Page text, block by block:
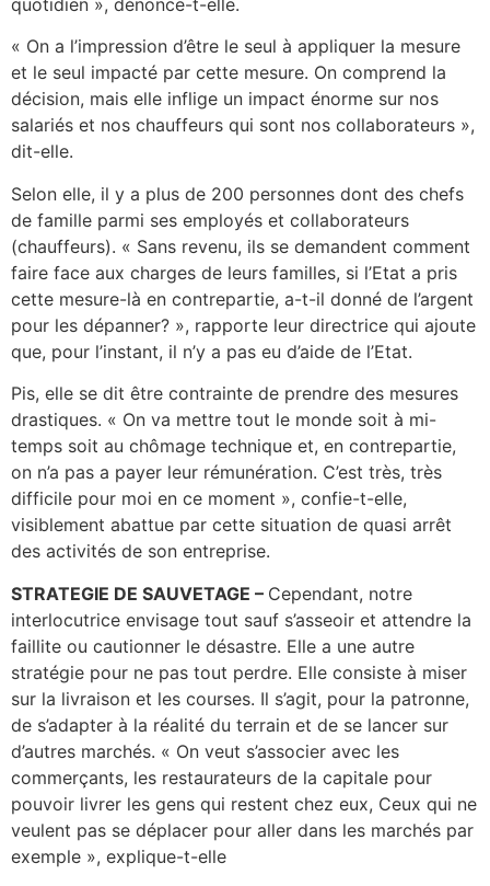
quotidien », dénonce-t-elle.
« On a l’impression d’être le seul à appliquer la mesure
et le seul impacté par cette mesure. On comprend la
décision, mais elle inflige un impact énorme sur nos
salariés et nos chauffeurs qui sont nos collaborateurs »,
dit-elle.
Selon elle, il y a plus de 200 personnes dont des chefs
de famille parmi ses employés et collaborateurs
(chauffeurs). « Sans revenu, ils se demandent comment
faire face aux charges de leurs familles, si l’Etat a pris
cette mesure-là en contrepartie, a-t-il donné de l’argent
pour les dépanner? », rapporte leur directrice qui ajoute
que, pour l’instant, il n’y a pas eu d’aide de l’Etat.
Pis, elle se dit être contrainte de prendre des mesures
drastiques. « On va mettre tout le monde soit à mi-
temps soit au chômage technique et, en contrepartie,
on n’a pas a payer leur rémunération. C’est très, très
difficile pour moi en ce moment », confie-t-elle,
visiblement abattue par cette situation de quasi arrêt
des activités de son entreprise.
STRATEGIE DE SAUVETAGE – Cependant, notre
interlocutrice envisage tout sauf s’asseoir et attendre la
faillite ou cautionner le désastre. Elle a une autre
stratégie pour ne pas tout perdre. Elle consiste à miser
sur la livraison et les courses. Il s’agit, pour la patronne,
de s’adapter à la réalité du terrain et de se lancer sur
d’autres marchés. « On veut s’associer avec les
commerçants, les restaurateurs de la capitale pour
pouvoir livrer les gens qui restent chez eux, Ceux qui ne
veulent pas se déplacer pour aller dans les marchés par
exemple », explique-t-elle